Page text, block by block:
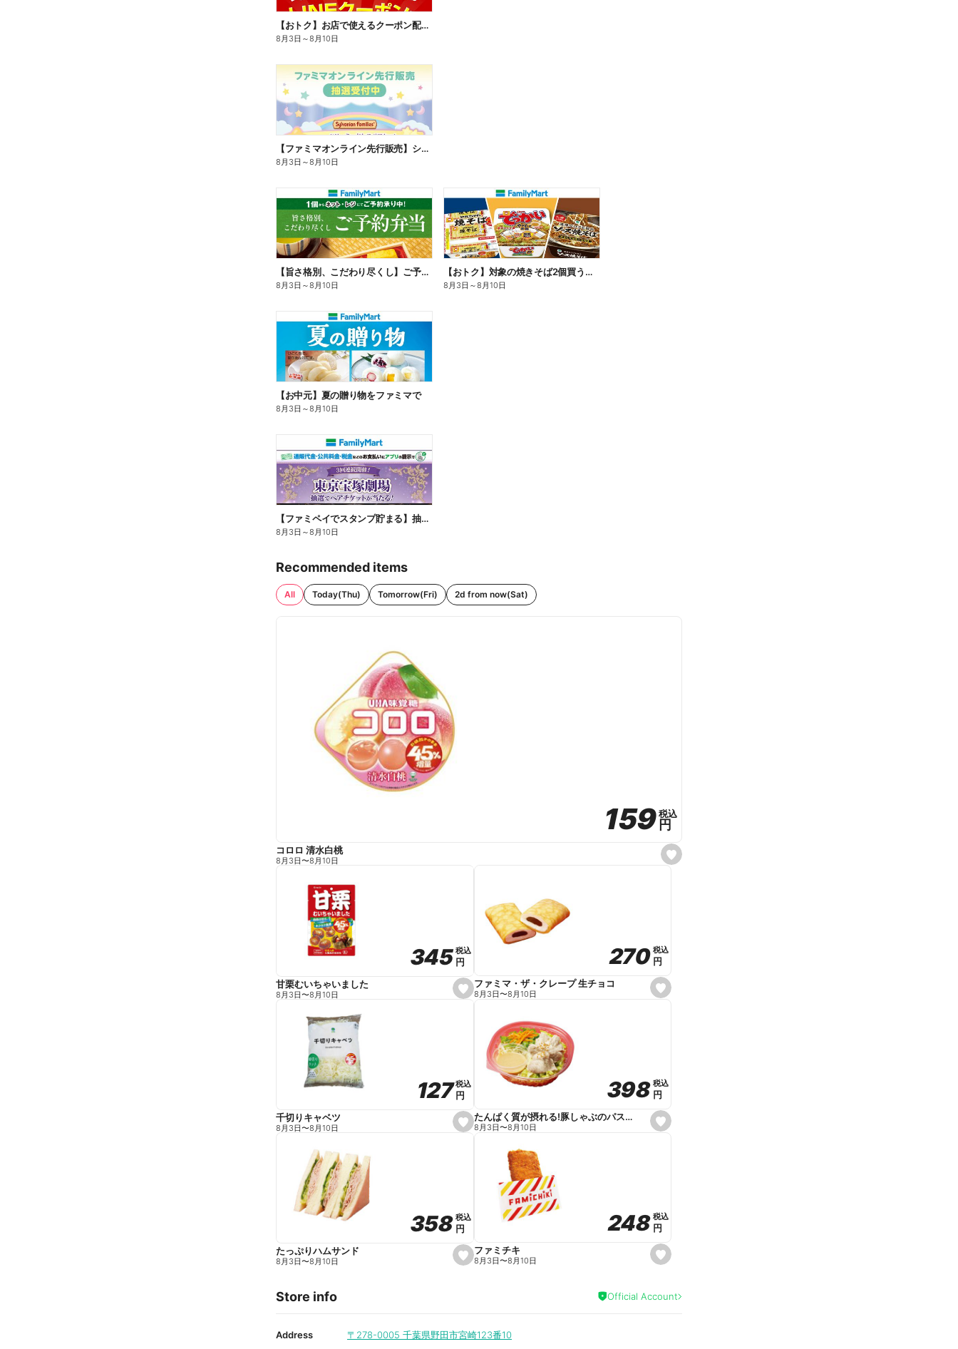
【おトク】お店で使えるクーポン配信中
8月3日 ～8月10日
【ファミマオンライン先行販売】シルバニアファミリー
8月3日 ～8月10日
【旨さ格別、こだわり尽くし】ご予約弁当
8月3日 ～8月10日
【おトク】対象の焼きそば2個買うと100円引き!
8月3日 ～8月10日
【お中元】夏の贈り物をファミマで
8月3日 ～8月10日
【ファミペイでスタンプ貯まる】抽選でペアチケットが当たる!
8月3日 ～8月10日
Recommended items
All Today(Thu) Tomorrow(Fri) 2d from now(Sat)
s
e
159
159税込
税込
円
円
コロロ 清水白桃
8月3日〜8月10日
s
e
e
345
345税込
税込
円
円
甘栗むいちゃいました
8月3日〜8月10日
s
e
e
270
270 税込
税込
円
円
ファミマ・ザ・クレープ 生チョコ
8月3日〜8月10日
s
e
e
127
127税込
税込
円
円
千切りキャベツ
8月3日〜8月10日
s
e
e
398
398 税込
税込
円
円
たんぱく質が摂れる!豚しゃぶのパスタサラダ
8月3日〜8月10日
s
e
i
t
358
358税込
税込
円
円
たっぷりハムサンド
8月3日〜8月10日
s
e
a
248
248 税込
税込
円
円
ファミチキ
8月3日〜8月10日
Store info Official Account
Address 〒278-0005 千葉県野田市宮崎123番10